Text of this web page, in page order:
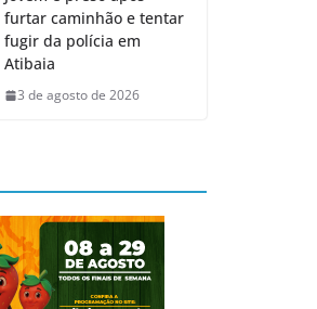
furtar caminhão e tentar
fugir da polícia em
Atibaia
3 de agosto de 2026